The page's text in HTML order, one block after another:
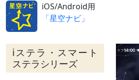
iOS/Android用
「星空ナビ」
iステラ・スマート
ステラシリーズ